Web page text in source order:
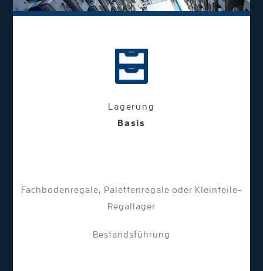
Lagerung
Basis
Fachbodenregale, Palettenregale oder Kleinteile-
Regallager
Bestandsführung